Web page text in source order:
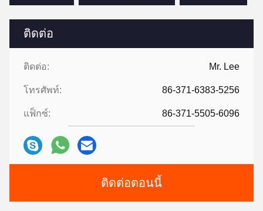
ติดต่อ
ติดต่อ: Mr. Lee
โทรศัพท์: 86-371-6383-5256
แฟ็กซ์: 86-371-5505-6096
ติดต่อตอนนี้